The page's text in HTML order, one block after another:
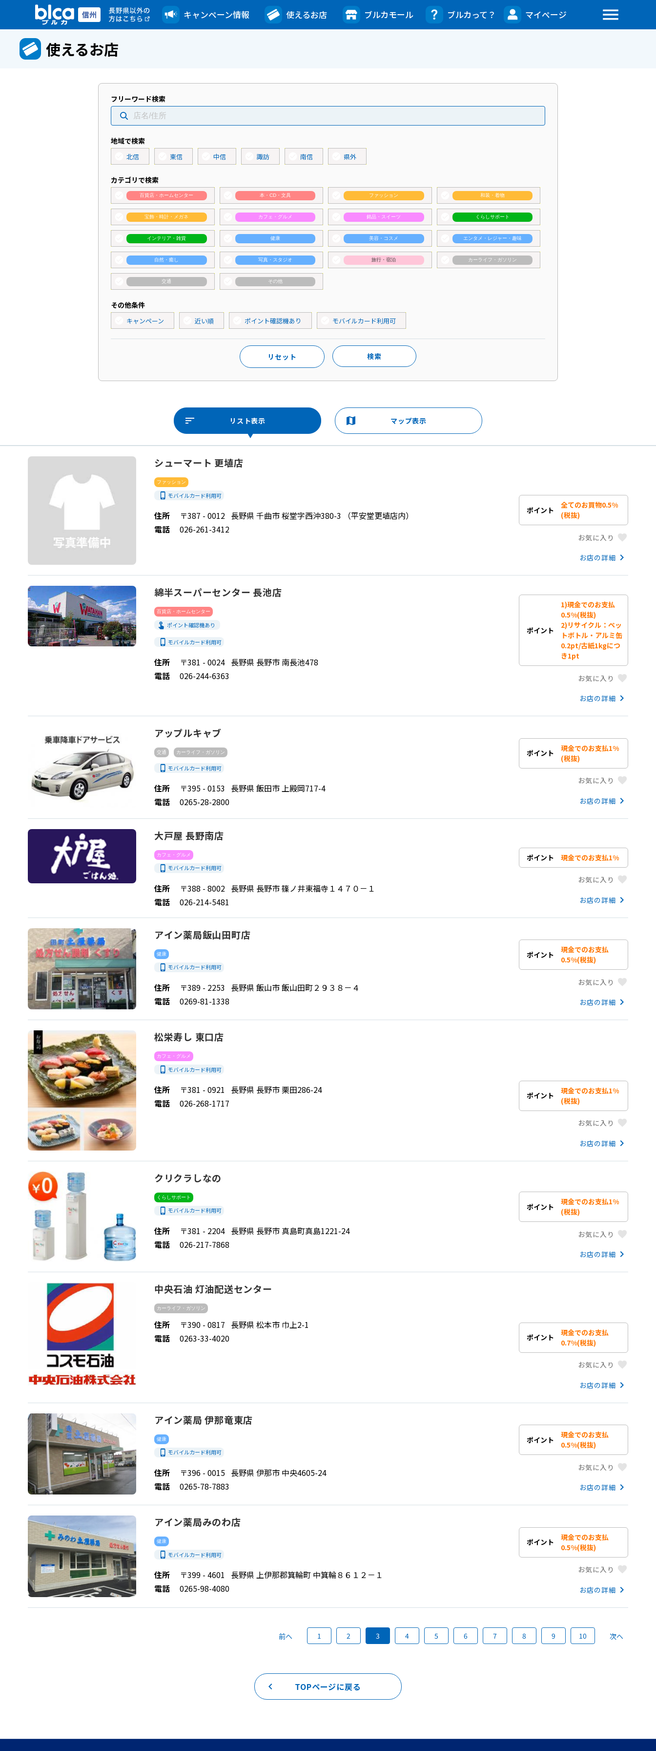
キャンペーン情報 使えるお店 ブルカモール ブルカって？ マイページ menu
使えるお店
フリーワード検索
地域で検索
北信 東信 中信 諏訪 南信 県外
カテゴリで検索
百貨店・ホームセンター 本・CD・文具 ファッション 和装・着物
宝飾・時計・メガネ カフェ・グルメ 銘品・スイーツ くらしサポート
インテリア・雑貨 健康 美容・コスメ エンタメ・レジャー・趣味
自然・癒し 写真・スタジオ 旅行・宿泊 カーライフ・ガソリン
交通 その他
その他条件
キャンペーン 近い順 ポイント確認機あり モバイルカード利用可
リセット 検索
sort リスト表示 map マップ表示
シューマート 更埴店
ファッション
phone_iphone モバイルカード利用可
住所
〒387 - 0012 長野県 千曲市 桜堂字西沖380-3 （平安堂更埴店内）
電話
026-261-3412
ポイント
全てのお買物0.5%
(税抜)
お気に入り favorite
お店の詳細 keyboard_arrow_right
綿半スーパーセンター 長池店
百貨店・ホームセンター
touch_app ポイント確認機あり
phone_iphone モバイルカード利用可
住所
〒381 - 0024 長野県 長野市 南長池478
電話
026-244-6363
ポイント
1)現金でのお支払
0.5%(税抜)
2)リサイクル：ペッ
トボトル・アルミ缶
0.2pt/古紙1kgにつ
き1pt
お気に入り favorite
お店の詳細 keyboard_arrow_right
アップルキャブ
交通 カーライフ・ガソリン
phone_iphone モバイルカード利用可
住所
〒395 - 0153 長野県 飯田市 上殿岡717-4
電話
0265-28-2800
ポイント
現金でのお支払1%
(税抜)
お気に入り favorite
お店の詳細 keyboard_arrow_right
大戸屋 長野南店
カフェ・グルメ
phone_iphone モバイルカード利用可
住所
〒388 - 8002 長野県 長野市 篠ノ井東福寺１４７０－１
電話
026-214-5481
ポイント 現金でのお支払1%
お気に入り favorite
お店の詳細 keyboard_arrow_right
アイン薬局飯山田町店
健康
phone_iphone モバイルカード利用可
住所
〒389 - 2253 長野県 飯山市 飯山田町２９３８－４
電話
0269-81-1338
ポイント
現金でのお支払
0.5%(税抜)
お気に入り favorite
お店の詳細 keyboard_arrow_right
松栄寿し 東口店
カフェ・グルメ
phone_iphone モバイルカード利用可
住所
〒381 - 0921 長野県 長野市 栗田286-24
電話
026-268-1717
ポイント
現金でのお支払1%
(税抜)
お気に入り favorite
お店の詳細 keyboard_arrow_right
クリクラしなの
くらしサポート
phone_iphone モバイルカード利用可
住所
〒381 - 2204 長野県 長野市 真島町真島1221-24
電話
026-217-7868
ポイント
現金でのお支払1%
(税抜)
お気に入り favorite
お店の詳細 keyboard_arrow_right
中央石油 灯油配送センター
カーライフ・ガソリン
住所
〒390 - 0817 長野県 松本市 巾上2-1
電話
0263-33-4020 ポイント
現金でのお支払
0.7%(税抜)
お気に入り favorite
お店の詳細 keyboard_arrow_right
アイン薬局 伊那竜東店
健康
phone_iphone モバイルカード利用可
住所
〒396 - 0015 長野県 伊那市 中央4605-24
電話
0265-78-7883
ポイント
現金でのお支払
0.5%(税抜)
お気に入り favorite
お店の詳細 keyboard_arrow_right
アイン薬局みのわ店
健康
phone_iphone モバイルカード利用可
住所
〒399 - 4601 長野県 上伊那郡箕輪町 中箕輪８６１２－１
電話
0265-98-4080
ポイント
現金でのお支払
0.5%(税抜)
お気に入り favorite
お店の詳細 keyboard_arrow_right
前へ 1 2 3 4 5 6 7 8 9 10 次へ
TOPページに戻る
keyboard_arrow_left